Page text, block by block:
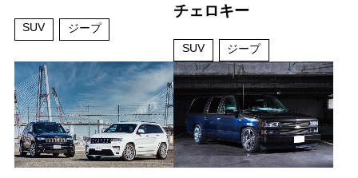
SUV ジープ
チェロキー
SUV ジープ